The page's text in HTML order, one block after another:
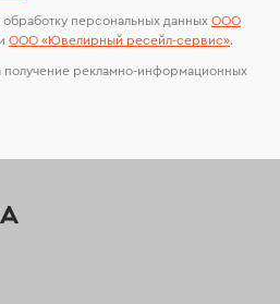
персональных данных ООО
и ООО «Ювелирный ресейл-сервиc».
получение рекламно-информационных